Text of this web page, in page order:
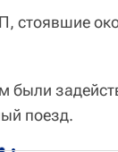
стоявшие
были
поезд.